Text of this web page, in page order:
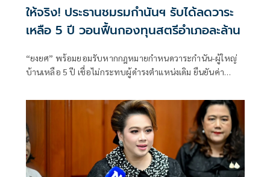
ให้จริง! ประธานชมรมกำนันฯ รับได้ลดวาระ
เหลือ 5 ปี วอนฟื้นกองทุนสตรีอำเภอละล้าน
“ยงยศ” พร้อมยอมรับหากกฎหมายกำหนดวาระกำนัน-ผู้ใหญ่
บ้านเหลือ 5 ปี เชื่อไม่กระทบผู้ดำรงตำแหน่งเดิม ยืนยันค่า